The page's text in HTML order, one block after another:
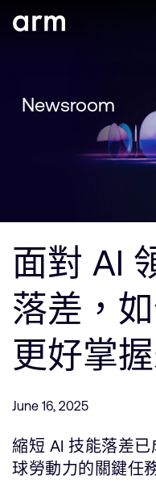
聯絡技術支援
IP 技術支援
Flexible Access 企
一般 IP 授權方案
其他事項
Arm Integrity
媒體聯絡
研究合作
網站
投資者
登入以存取您的 Arm
開發者
支援與訓練
公司資訊
Newsroom
面對 AI
落差，
更好掌
June 16, 2025
縮短 AI 技能落差
球勞動力的關鍵任